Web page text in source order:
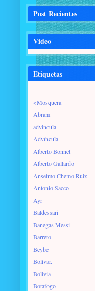
Post Recientes
Video
Etiquetas
.
<Mosquera
Abram
advincula
Advíncula
Alberto Bonnet
Alberto Gallardo
Anselmo Chemo Ruiz
Antonio Sacco
Ayr
Baldessari
Banegas Messi
Barreto
Beybe
Bolívar.
Bolivia
Botafogo